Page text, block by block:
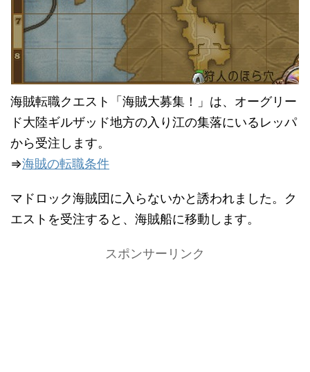
海賊転職クエスト「海賊大募集！」は、オーグリー
ド大陸ギルザッド地方の入り江の集落にいるレッパ
から受注します。
⇒海賊の転職条件
マドロック海賊団に入らないかと誘われました。ク
エストを受注すると、海賊船に移動します。
スポンサーリンク